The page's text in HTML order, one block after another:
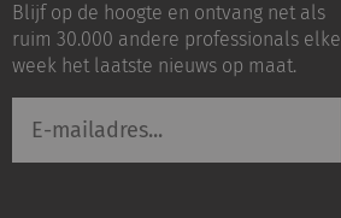
LinkedInYoutube
Blijf op de hoogte en ontvang net als
ruim 30.000 andere professionals elke
week het laatste nieuws op maat.
mailadres